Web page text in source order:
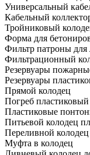
Универсальный
Кабельный
Тройниковый
Форма для
Фильтр патроны для
Фильтрационный
Резервуары
Резервуары
Прямой колодец
Погреб пластиковый
Пластиковые
Питьевой колодец
Переливной
Муфта в колодец